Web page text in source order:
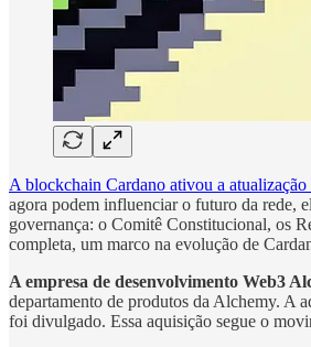
A blockchain Cardano ativou a
agora podem influenciar o futuro da rede,
governança: o Comitê Constitucional, os
completa, um marco na evolução de
A empresa de desenvolvimento Web3
departamento de produtos da Alchemy. A
foi divulgado. Essa aquisição segue o